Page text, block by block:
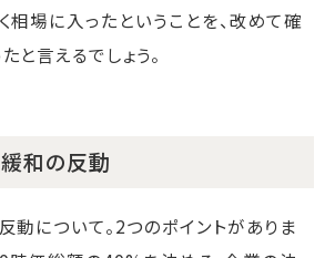
相場に入ったということを、改めて確
と言えるでしょう。
和の反動
動について。2つのポイントがありま